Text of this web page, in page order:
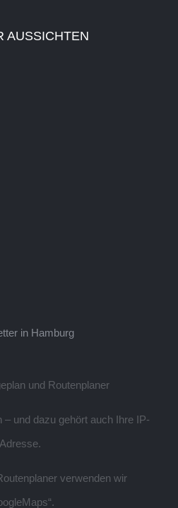
AUSSICHTEN
in Hamburg
und Routenplaner
und dazu gehört auch Ihre IP-
Adresse.
verwenden wir